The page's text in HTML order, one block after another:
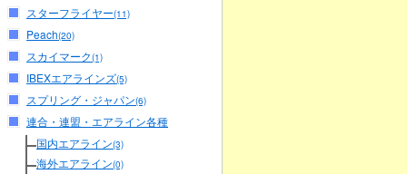
スターフライヤー(11)
Peach(20)
スカイマーク(1)
IBEXエアラインズ(5)
スプリング・ジャパン(6)
連合・連盟・エアライン各種
国内エアライン(3)
海外エアライン(0)